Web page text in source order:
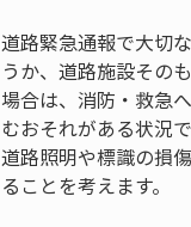
道路緊急通報で大切
うか、道路施設その
場合は、消防・救急
むおそれがある状況
道路照明や標識の損
ることを考えます。